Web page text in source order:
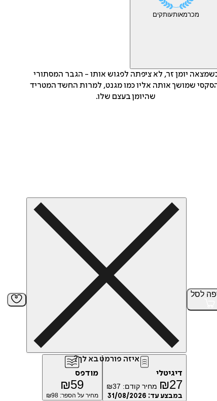
מכרמאותעותקים
יומן זר, לא ציפתה לפגוש אותו - הגבר המסתורי
שמושך אותה אליו כמו מגנט, למרות החשד המטריד
שהיומן בעצם שלו.
לסל
איזה פורמט בא לך?
דיגיטלי
₪27 מחיר קודם: ₪37
במבצע עד: 31/08/2026
מודפס
₪59
מחיר על הספר: ₪98